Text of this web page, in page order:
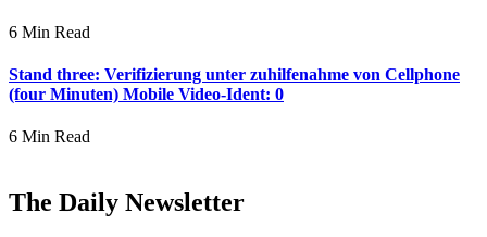
6 Min Read
Stand three: Verifizierung unter zuhilfenahme von Cellphone
(four Minuten) Mobile Video-Ident: 0
6 Min Read
The Daily Newsletter